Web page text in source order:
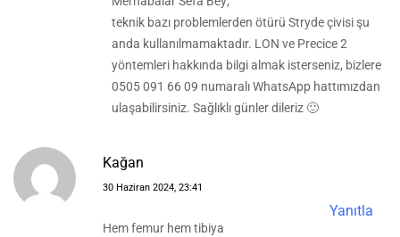
teknik bazı problemlerden ötürü Stryde çivisi şu
anda kullanılmamaktadır. LON ve Precice 2
yöntemleri hakkında bilgi almak isterseniz, bizlere
0505 091 66 09 numaralı WhatsApp hattımızdan
ulaşabilirsiniz. Sağlıklı günler dileriz 🙂
Kağan
30 Haziran 2024, 23:41
Yanıtla
Hem femur hem tibiya